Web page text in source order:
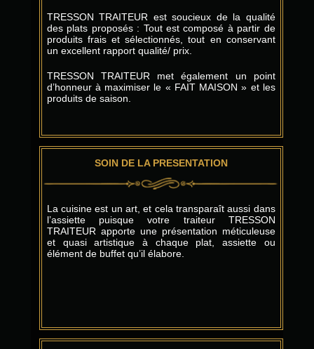
TRESSON TRAITEUR est soucieux de la qualité
des plats proposés : Tout est composé à partir de
produits frais et sélectionnés, tout en conservant
un excellent rapport qualité/ prix.
TRESSON TRAITEUR met également un point
d’honneur à maximiser le « FAIT MAISON » et les
produits de saison.
SOIN DE LA PRESENTATION
La cuisine est un art, et cela transparaît aussi dans
l’assiette puisque votre traiteur TRESSON
TRAITEUR apporte une présentation méticuleuse
et quasi artistique à chaque plat, assiette ou
élément de buffet qu’il élabore.